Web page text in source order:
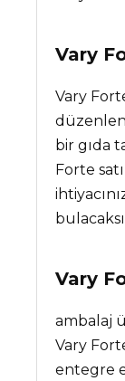
Vary
Vary
bir gıda
Forte
Vary
ambalaj
Vary
entegre